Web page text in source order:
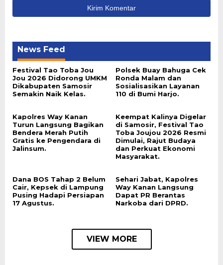
News Feed
Festival Tao Toba Jou
Jou 2026 Didorong UMKM
Dikabupaten Samosir
Semakin Naik Kelas.
Polsek Buay Bahuga Cek
Ronda Malam dan
Sosialisasikan Layanan
110 di Bumi Harjo.
Kapolres Way Kanan
Turun Langsung Bagikan
Bendera Merah Putih
Gratis ke Pengendara di
Jalinsum.
Keempat Kalinya Digelar
di Samosir, Festival Tao
Toba Joujou 2026 Resmi
Dimulai, Rajut Budaya
dan Perkuat Ekonomi
Masyarakat.
Dana BOS Tahap 2 Belum
Cair, Kepsek di Lampung
Pusing Hadapi Persiapan
17 Agustus.
Sehari Jabat, Kapolres
Way Kanan Langsung
Dapat PR Berantas
Narkoba dari DPRD.
VIEW MORE